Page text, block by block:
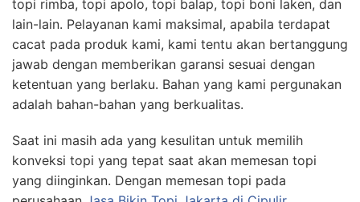
topi rimba, topi apolo, topi balap, topi boni laken, dan
lain-lain. Pelayanan kami maksimal, apabila terdapat
cacat pada produk kami, kami tentu akan bertanggung
jawab dengan memberikan garansi sesuai dengan
ketentuan yang berlaku. Bahan yang kami pergunakan
adalah bahan-bahan yang berkualitas.
Saat ini masih ada yang kesulitan untuk memilih
konveksi topi yang tepat saat akan memesan topi
yang diinginkan. Dengan memesan topi pada